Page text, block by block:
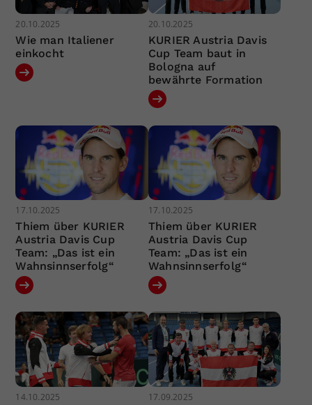
20.10.2025
Wie man Italiener
einkocht
20.10.2025
KURIER Austria Davis
Cup Team baut in
Bologna auf
bewährte Formation
17.10.2025
Thiem über KURIER
Austria Davis Cup
Team: „Das ist ein
Wahnsinnserfolg“
17.10.2025
Thiem über KURIER
Austria Davis Cup
Team: „Das ist ein
Wahnsinnserfolg“
14.10.2025 17.09.2025